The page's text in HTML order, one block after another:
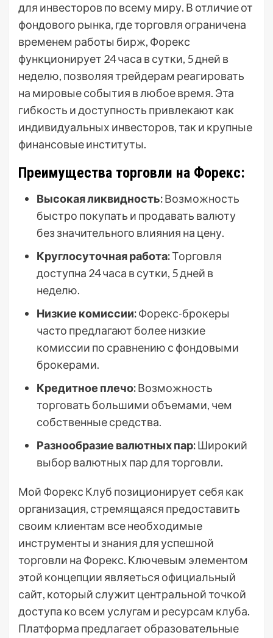
для инвесторов по всему миру. В отличие от
фондового рынка, где торговля ограничена
временем работы бирж, Форекс
функционирует 24 часа в сутки, 5 дней в
неделю, позволяя трейдерам реагировать
на мировые события в любое время. Эта
гибкость и доступность привлекают как
индивидуальных инвесторов, так и крупные
финансовые институты.
Преимущества торговли на Форекс:
Высокая ликвидность:Возможность
быстро покупать и продавать валюту
без значительного влияния на цену.
Круглосуточная работа:Торговля
доступна 24 часа в сутки, 5 дней в
неделю.
Низкие комиссии:Форекс-брокеры
часто предлагают более низкие
комиссии по сравнению с фондовыми
брокерами.
Кредитное плечо:Возможность
торговать большими объемами, чем
собственные средства.
Разнообразие валютных пар:Широкий
выбор валютных пар для торговли.
Мой Форекс Клуб позиционирует себя как
организация, стремящаяся предоставить
своим клиентам все необходимые
инструменты и знания для успешной
торговли на Форекс. Ключевым элементом
этой концепции являеться официальный
сайт, который служит центральной точкой
доступа ко всем услугам и ресурсам клуба.
Платформа предлагает образовательные